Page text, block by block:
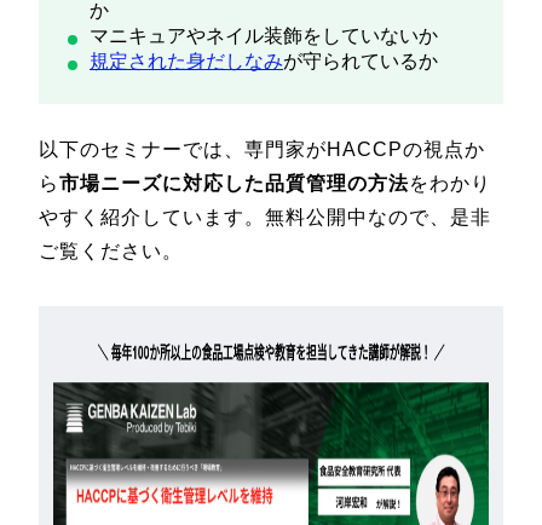
か
マニキュアやネイル装飾をしていないか
規定された身だしなみが守られているか
以下のセミナーでは、専門家がHACCPの視点か
ら市場ニーズに対応した品質管理の方法をわかり
やすく紹介しています。無料公開中なので、是非
ご覧ください。